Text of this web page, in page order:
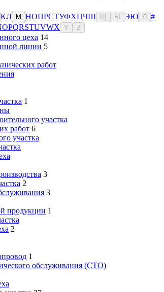
КЛ М НОПРСТУФХЦЧШ Ы ЭЮ Я
#
OPQRSTUVWX Y Z
цеха 14
линии 5
работ
1
участка
работ 6
участка
3
2
3
продукции 1
2
1
обслуживания (СТО)